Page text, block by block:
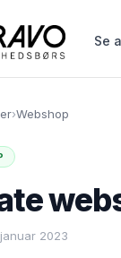
Se
›Webshop
2023